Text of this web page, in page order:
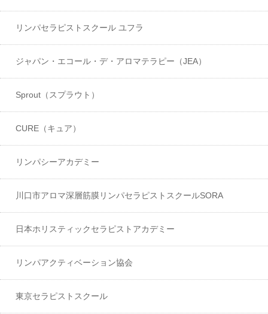
リンパセラピストスクール ユフラ
ジャパン・エコール・デ・アロマテラピー（JEA）
Sprout（スプラウト）
CURE（キュア）
リンパシーアカデミー
川口市アロマ深層筋膜リンパセラピストスクールSORA
日本ホリスティックセラピストアカデミー
リンパアクティベーション協会
東京セラピストスクール